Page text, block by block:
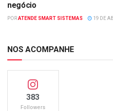
negócio
PORATENDE SMART SISTEMAS 19 DE
NOS ACOMPANHE
383
Followers